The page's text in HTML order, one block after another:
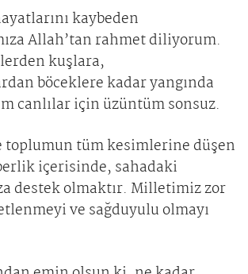
kaybeden
Allah’tan rahmet diliyorum.
kuşlara,
böceklere kadar yangında
canlılar için üzüntüm sonsuz.
tüm kesimlerine düşen
içerisinde, sahadaki
destek olmaktır. Milletimiz zor
ve sağduyulu olmayı